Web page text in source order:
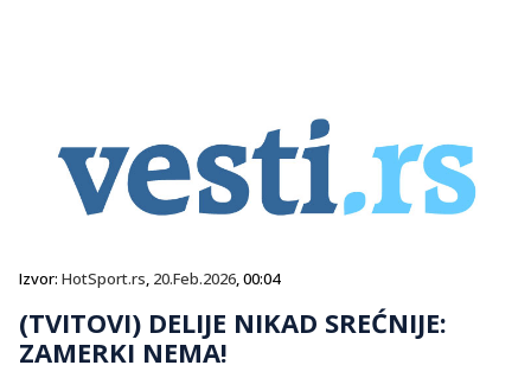
Izvor: HotSport.rs, 20.Feb.2026, 00:04
(TVITOVI) DELIJE NIKAD SREĆNIJE:
ZAMERKI NEMA!